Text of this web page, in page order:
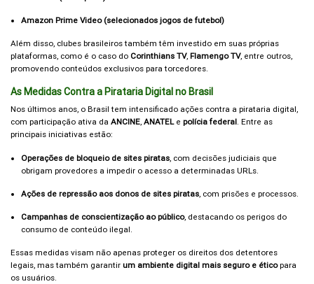
Amazon Prime Video (selecionados jogos de futebol)
Além disso, clubes brasileiros também têm investido em suas próprias
plataformas, como é o caso do Corinthians TV, Flamengo TV, entre outros,
promovendo conteúdos exclusivos para torcedores.
As Medidas Contra a Pirataria Digital no Brasil
Nos últimos anos, o Brasil tem intensificado ações contra a pirataria digital,
com participação ativa da ANCINE, ANATELe polícia federal. Entre as
principais iniciativas estão:
Operações de bloqueio de sites piratas , com decisões judiciais que
obrigam provedores a impedir o acesso a determinadas URLs.
Ações de repressão aos donos de sites piratas , com prisões e processos.
Campanhas de conscientização ao público, destacando os perigos do
consumo de conteúdo ilegal.
Essas medidas visam não apenas proteger os direitos dos detentores
legais, mas também garantir um ambiente digital mais seguro e éticopara
os usuários.